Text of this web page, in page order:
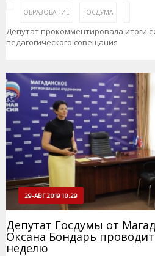
ОБРАЗОВАНИЕ ГОСДУМА
Депутат прокомментировала итоги
педагогического совещания
29-АВГ 2019 10:29
Депутат Госдумы от
Оксана Бондарь
неделю